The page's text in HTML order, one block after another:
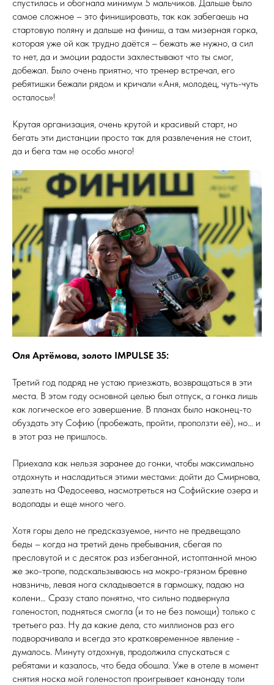
спустилась и обогнала минимум 5 мальчиков. Дальше было
самое сложное – это финишировать, так как забегаешь на
стартовую поляну и дальше на финиш, а там мизерная горка,
которая уже ой как трудно даётся – бежать же нужно, а сил
то нет, да и эмоции радости захлестывают что ты смог,
добежал. Было очень приятно, что тренер встречал, его
ребятишки бежали рядом и кричали «Аня, молодец, чуть-чуть
осталось»!
Крутая организация, очень крутой и красивый старт, но
бегать эти дистанции просто так для развлечения не стоит,
да и бега там не особо много!
Оля Артёмова, золото IMPULSE 35:
Третий год подряд не устаю приезжать, возвращаться в эти
места. В этом году основной целью был отпуск, а гонка лишь
как логическое его завершение. В планах было наконец-то
обуздать эту Софию (пробежать, пройти, проползти её), но… и
в этот раз не пришлось.
Приехала как нельзя заранее до гонки, чтобы максимально
отдохнуть и насладиться этими местами: дойти до Смирнова,
залезть на Федосеева, насмотреться на Софийские озера и
водопады и еще много чего.
Хотя горы дело не предсказуемое, ничто не предвещало
беды – когда на третий день пребывания, сбегая по
пресловутой и с десяток раз избеганной, истоптанной мною
же эко-тропе, подскальзываюсь на мокро-грязном бревне
навзничь, левая нога складывается в гармошку, падаю на
колени… Сразу стало понятно, что сильно подвернула
голеностоп, подняться смогла (и то не без помощи) только с
третьего раз. Ну да какие дела, сто миллионов раз его
подворачивала и всегда это кратковременное явление -
думалось. Минуту отдохнув, продолжила спускаться с
ребятами и казалось, что беда обошла. Уже в отеле в момент
снятия носка мой голеностоп проигрывает канонаду толи